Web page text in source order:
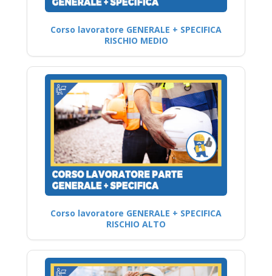
Corso lavoratore GENERALE + SPECIFICA
RISCHIO MEDIO
Corso lavoratore GENERALE + SPECIFICA
RISCHIO ALTO